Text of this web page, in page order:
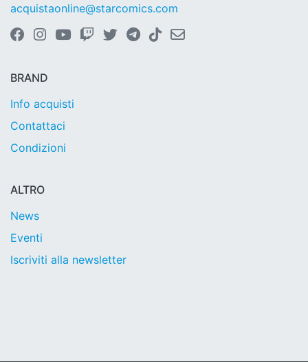
acquistaonline@starcomics.com
BRAND
Info acquisti
Contattaci
Condizioni
ALTRO
News
Eventi
Iscriviti alla newsletter